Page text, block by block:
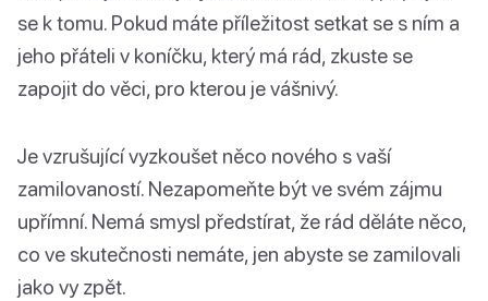
se k tomu. Pokud máte příležitost setkat se s ním a
jeho přáteli v koníčku, který má rád, zkuste se
zapojit do věci, pro kterou je vášnivý.
Je vzrušující vyzkoušet něco nového s vaší
zamilovaností. Nezapomeňte být ve svém zájmu
upřímní. Nemá smysl předstírat, že rád děláte něco,
co ve skutečnosti nemáte, jen abyste se zamilovali
jako vy zpět.